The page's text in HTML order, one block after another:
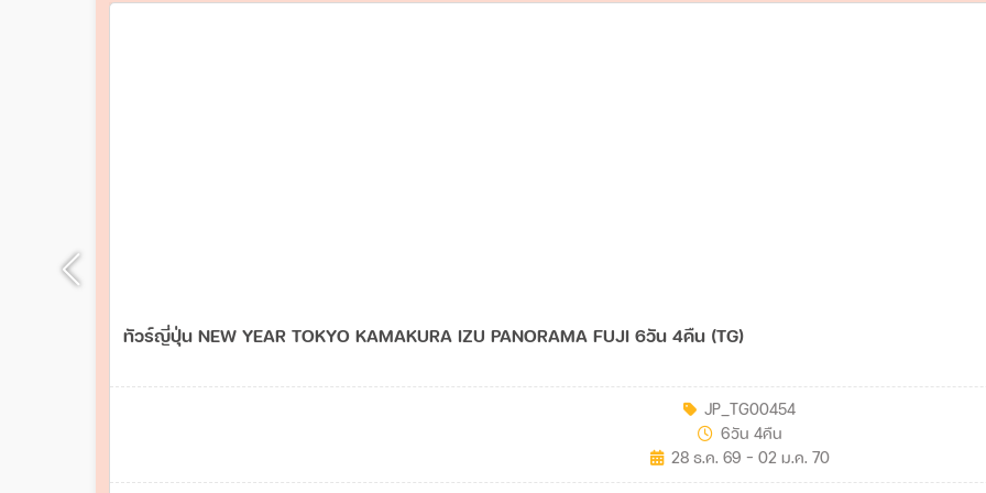
ทัวร์ญี่ปุ่น NEW YEAR TOKYO KAMAKURA IZU PANORAMA FUJI 6วัน 4คืน (TG)
JP_TG00454
6วัน 4คืน
28 ธ.ค. 69 - 02 ม.ค. 70